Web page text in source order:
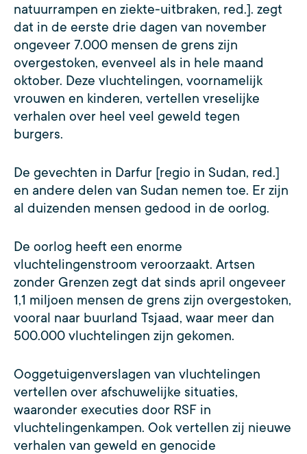
natuurrampen en ziekte-uitbraken, red.]. zegt
dat in de eerste drie dagen van november
ongeveer 7.000 mensen de grens zijn
overgestoken, evenveel als in hele maand
oktober. Deze vluchtelingen, voornamelijk
vrouwen en kinderen, vertellen vreselijke
verhalen over heel veel geweld tegen
burgers.
De gevechten in Darfur [regio in Sudan, red.]
en andere delen van Sudan nemen toe. Er zijn
al duizenden mensen gedood in de oorlog.
De oorlog heeft een enorme
vluchtelingenstroom veroorzaakt. Artsen
zonder Grenzen zegt dat sinds april ongeveer
1,1 miljoen mensen de grens zijn overgestoken,
vooral naar buurland Tsjaad, waar meer dan
500.000 vluchtelingen zijn gekomen.
Ooggetuigenverslagen van vluchtelingen
vertellen over afschuwelijke situaties,
waaronder executies door RSF in
vluchtelingenkampen. Ook vertellen zij nieuwe
verhalen van geweld en genocide